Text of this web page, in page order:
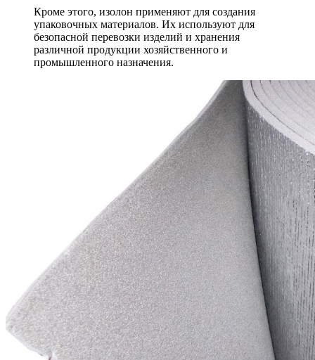
Кроме этого, изолон применяют для создания
упаковочных материалов. Их используют для
безопасной перевозки изделий и хранения
различной продукции хозяйственного и
промышленного назначения.